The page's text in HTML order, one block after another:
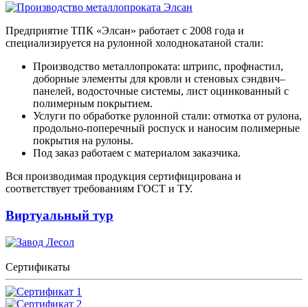
Предприятие ТПК «Элсан» работает с 2008 года и
специализируется на рулонной холоднокатаной стали:
Производство металлопроката: штрипс, профнастил,
доборные элементы для кровли и стеновых сэндвич–
панелей, водосточные системы, лист оцинкованный с
полимерным покрытием.
Услуги по обработке рулонной стали: отмотка от рулона,
продольно-поперечный роспуск и наносим полимерные
покрытия на рулоны.
Под заказ работаем с материалом заказчика.
Вся производимая продукция сертифицирована и
соответствует требованиям ГОСТ и ТУ.
Виртуальный тур
Сертификаты